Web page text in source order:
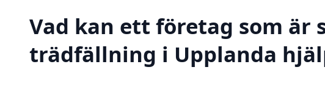
Vad kan ett företag som är
trädfällning i Upplanda